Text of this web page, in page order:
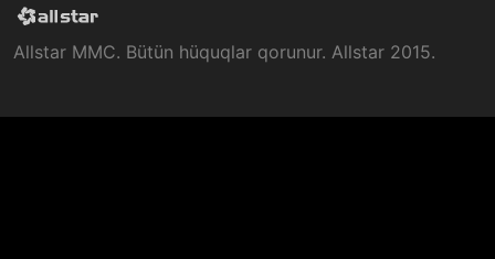
Allstar MMC. Bütün hüquqlar qorunur. Allstar 2015.